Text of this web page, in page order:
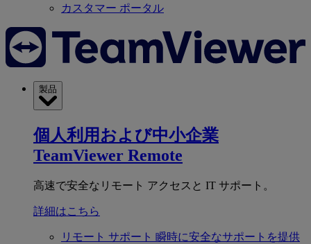
カスタマー ポータル
製品
個人利用および中小企業
TeamViewer Remote
高速で安全なリモート アクセスと IT サポート。
詳細はこちら
リモート サポート 瞬時に安全なサポートを提供